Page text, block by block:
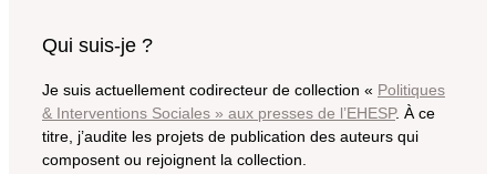
Qui suis-je ?
Je suis actuellement codirecteur de collection « Politiques
& Interventions Sociales » aux presses de l’EHESP. À ce
titre, j’audite les projets de publication des auteurs qui
composent ou rejoignent la collection.